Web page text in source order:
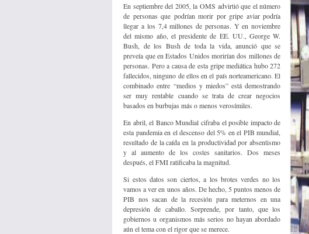
En septiembre del 2005, la OMS advirtió que el número
de personas que podrían morir por gripe aviar podría
llegar a los 7,4 millones de personas. Y en noviembre
del mismo año, el presidente de EE. UU., George W.
Bush, de los Bush de toda la vida, anunció que se
preveía que en Estados Unidos morirían dos millones de
personas. Pero a causa de esta gripe mediática hubo 272
fallecidos, ninguno de ellos en el país norteamericano. El
combinado entre “medios y miedos” está demostrando
ser muy rentable cuando se trata de crear negocios
basados en burbujas más o menos verosímiles.
En abril, el Banco Mundial cifraba el posible impacto de
esta pandemia en el descenso del 5% en el PIB mundial,
resultado de la caída en la productividad por absentismo
y al aumento de los costes sanitarios. Dos meses
después, el FMI ratificaba la magnitud.
Si estos datos son ciertos, a los brotes verdes no los
vamos a ver en unos años. De hecho, 5 puntos menos de
PIB nos sacan de la recesión para meternos en una
depresión de caballo. Sorprende, por tanto, que los
gobiernos u organismos más serios no hayan abordado
aún el tema con el rigor que se merece.